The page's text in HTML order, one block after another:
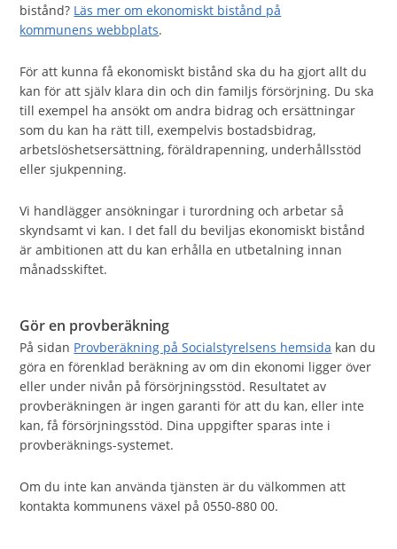
bistånd? Läs mer om ekonomiskt bistånd på
kommunens webbplats.
För att kunna få ekonomiskt bistånd ska du ha gjort allt du
kan för att själv klara din och din familjs försörjning. Du ska
till exempel ha ansökt om andra bidrag och ersättningar
som du kan ha rätt till, exempelvis bostadsbidrag,
arbetslöshetsersättning, föräldrapenning, underhållsstöd
eller sjukpenning.
Vi handlägger ansökningar i turordning och arbetar så
skyndsamt vi kan. I det fall du beviljas ekonomiskt bistånd
är ambitionen att du kan erhålla en utbetalning innan
månadsskiftet.
Gör en provberäkning
På sidan Provberäkning på Socialstyrelsens hemsida kan du
göra en förenklad beräkning av om din ekonomi ligger över
eller under nivån på försörjningsstöd. Resultatet av
provberäkningen är ingen garanti för att du kan, eller inte
kan, få försörjningsstöd. Dina uppgifter sparas inte i
provberäknings-systemet.
Om du inte kan använda tjänsten är du välkommen att
kontakta kommunens växel på 0550-880 00.